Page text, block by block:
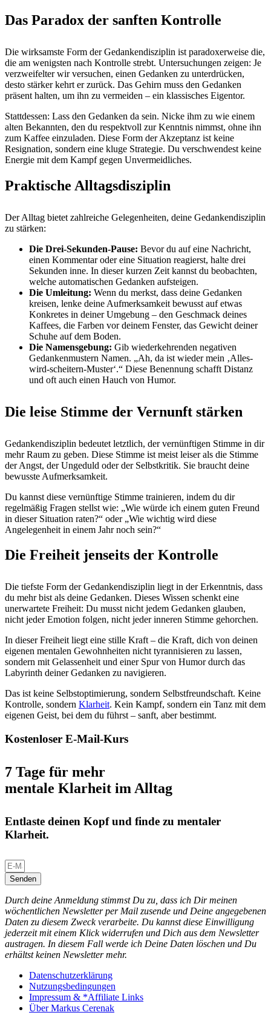
Das Paradox der sanften Kontrolle
Die wirksamste Form der Gedankendisziplin ist paradoxerweise die,
die am wenigsten nach Kontrolle strebt. Untersuchungen zeigen: Je
verzweifelter wir versuchen, einen Gedanken zu unterdrücken,
desto stärker kehrt er zurück. Das Gehirn muss den Gedanken
präsent halten, um ihn zu vermeiden – ein klassisches Eigentor.
Stattdessen: Lass den Gedanken da sein. Nicke ihm zu wie einem
alten Bekannten, den du respektvoll zur Kenntnis nimmst, ohne ihn
zum Kaffee einzuladen. Diese Form der Akzeptanz ist keine
Resignation, sondern eine kluge Strategie. Du verschwendest keine
Energie mit dem Kampf gegen Unvermeidliches.
Praktische Alltagsdisziplin
Der Alltag bietet zahlreiche Gelegenheiten, deine Gedankendisziplin
zu stärken:
Die Drei-Sekunden-Pause: Bevor du auf eine Nachricht,
einen Kommentar oder eine Situation reagierst, halte drei
Sekunden inne. In dieser kurzen Zeit kannst du beobachten,
welche automatischen Gedanken aufsteigen.
Die Umleitung: Wenn du merkst, dass deine Gedanken
kreisen, lenke deine Aufmerksamkeit bewusst auf etwas
Konkretes in deiner Umgebung – den Geschmack deines
Kaffees, die Farben vor deinem Fenster, das Gewicht deiner
Schuhe auf dem Boden.
Die Namensgebung: Gib wiederkehrenden negativen
Gedankenmustern Namen. „Ah, da ist wieder mein ‚Alles-
wird-scheitern-Muster‘.“ Diese Benennung schafft Distanz
und oft auch einen Hauch von Humor.
Die leise Stimme der Vernunft stärken
Gedankendisziplin bedeutet letztlich, der vernünftigen Stimme in dir
mehr Raum zu geben. Diese Stimme ist meist leiser als die Stimme
der Angst, der Ungeduld oder der Selbstkritik. Sie braucht deine
bewusste Aufmerksamkeit.
Du kannst diese vernünftige Stimme trainieren, indem du dir
regelmäßig Fragen stellst wie: „Wie würde ich einem guten Freund
in dieser Situation raten?“ oder „Wie wichtig wird diese
Angelegenheit in einem Jahr noch sein?“
Die Freiheit jenseits der Kontrolle
Die tiefste Form der Gedankendisziplin liegt in der Erkenntnis, dass
du mehr bist als deine Gedanken. Dieses Wissen schenkt eine
unerwartete Freiheit: Du musst nicht jedem Gedanken glauben,
nicht jeder Emotion folgen, nicht jeder inneren Stimme gehorchen.
In dieser Freiheit liegt eine stille Kraft – die Kraft, dich von deinen
eigenen mentalen Gewohnheiten nicht tyrannisieren zu lassen,
sondern mit Gelassenheit und einer Spur von Humor durch das
Labyrinth deiner Gedanken zu navigieren.
Das ist keine Selbstoptimierung, sondern Selbstfreundschaft. Keine
Kontrolle, sondern Klarheit. Kein Kampf, sondern ein Tanz mit dem
eigenen Geist, bei dem du führst – sanft, aber bestimmt.
Kostenloser E-Mail-Kurs
7 Tage für mehr
mentale Klarheit im Alltag
Entlaste deinen Kopf und finde zu mentaler
Klarheit.
Senden
Durch deine Anmeldung stimmst Du zu, dass ich Dir meinen
wöchentlichen Newsletter per Mail zusende und Deine angegebenen
Daten zu diesem Zweck verarbeite. Du kannst diese Einwilligung
jederzeit mit einem Klick widerrufen und Dich aus dem Newsletter
austragen. In diesem Fall werde ich Deine Daten löschen und Du
erhältst keinen Newsletter mehr.
Datenschutzerklärung
Nutzungsbedingungen
Impressum & *Affiliate Links
Über Markus Cerenak